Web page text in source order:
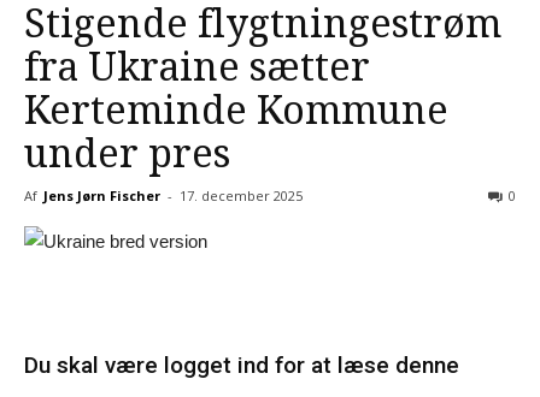
Stigende flygtningestrøm
fra Ukraine sætter
Kerteminde Kommune
under pres
Af Jens Jørn Fischer - 17. december 2025 0
Du skal være logget ind for at læse denne